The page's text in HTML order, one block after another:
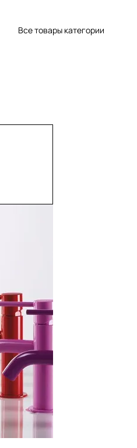
Все товары категории